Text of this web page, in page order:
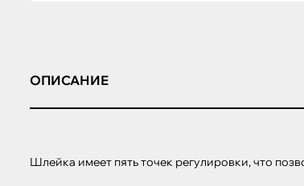
ОПИСАНИЕ
Шлейка имеет пять точек регулировки, что